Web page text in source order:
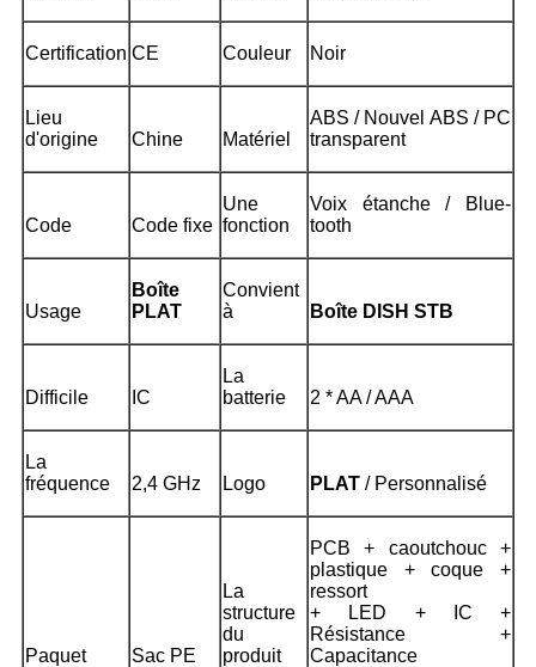
Certification CE Couleur Noir
Lieu
d'origine
Chine Matériel
ABS / Nouvel ABS / PC
transparent
Code Code fixe
Une
fonction
Voix étanche / Blue-
tooth
Usage
Boîte
PLAT
Convient
à
Boîte DISH STB
Difficile IC
La
batterie
2 * AA / AAA
La
fréquence
2,4 GHz Logo PLAT / Personnalisé
Paquet Sac PE
La
structure
du
produit
PCB + caoutchouc +
plastique + coque +
ressort
+ LED + IC +
Résistance +
Capacitance